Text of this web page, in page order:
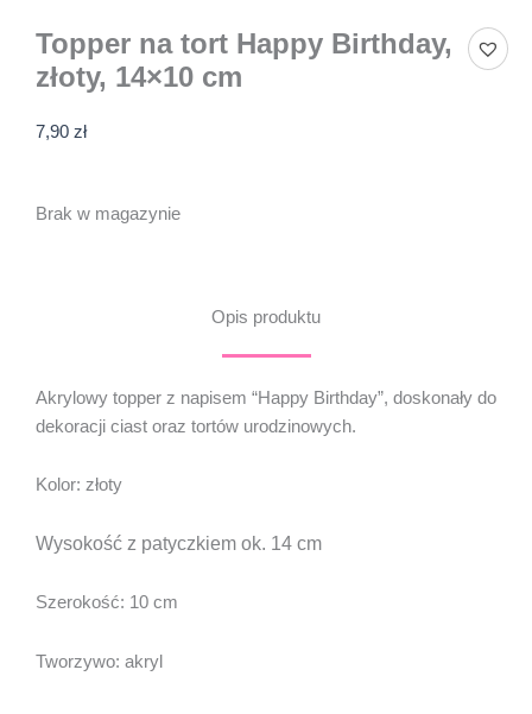
Topper na tort Happy Birthday,
złoty, 14×10 cm
7,90 zł
Brak w magazynie
Opis produktu
Akrylowy topper z napisem “Happy Birthday”, doskonały do
dekoracji ciast oraz tortów urodzinowych.
Kolor: złoty
Wysokość z patyczkiem ok. 14 cm
Szerokość: 10 cm
Tworzywo: akryl